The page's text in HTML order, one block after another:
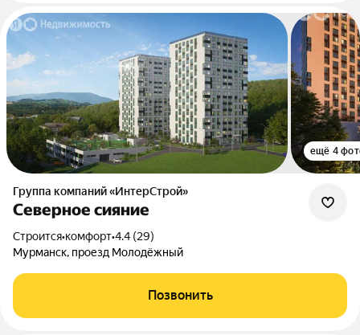
ещё 4
Группа компаний «ИнтерСтрой»
Северное сияние
Строится•комфорт•4.4 (29)
Мурманск, проезд Молодёжный
Позвонить